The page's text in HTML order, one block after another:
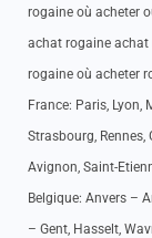
rogaine où acheter
achat rogaine achat
rogaine où acheter
France: Paris, Lyon,
Strasbourg, Rennes,
Avignon, Saint-
Belgique: Anvers –
– Gent, Hasselt,